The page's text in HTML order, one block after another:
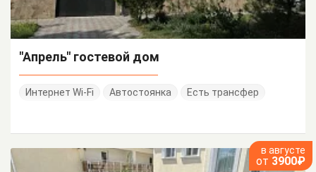
"Апрель" гостевой дом
Интернет Wi-Fi Автостоянка Есть трансфер
в августе
от 3900₽